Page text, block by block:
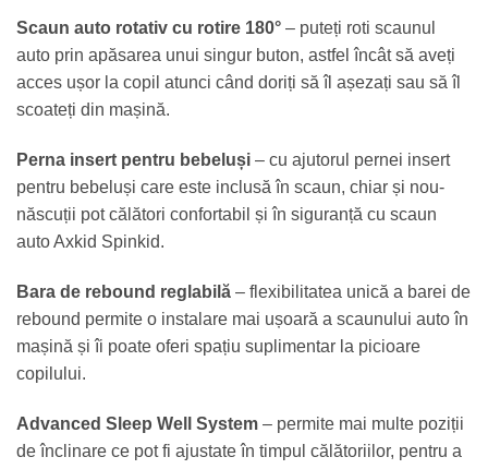
Scaun auto rotativ cu rotire 180° – puteți roti scaunul
auto prin apăsarea unui singur buton, astfel încât să aveți
acces ușor la copil atunci când doriți să îl așezați sau să îl
scoateți din mașină.
Perna insert pentru bebeluși – cu ajutorul pernei insert
pentru bebeluși care este inclusă în scaun, chiar și nou-
născuții pot călători confortabil și în siguranță cu scaun
auto Axkid Spinkid.
Bara de rebound reglabilă – flexibilitatea unică a barei de
rebound permite o instalare mai ușoară a scaunului auto în
mașină și îi poate oferi spațiu suplimentar la picioare
copilului.
Advanced Sleep Well System – permite mai multe poziții
de înclinare ce pot fi ajustate în timpul călătoriilor, pentru a